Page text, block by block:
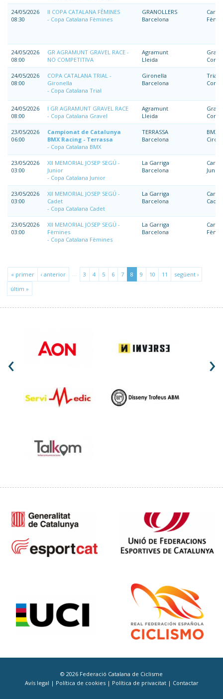
24/05/2026
08:30
II COPA CATALANA FÈMINES
Copa Catalana Fèmines
GRANOLLERS
Barcelona
24/05/2026
08:00
GR AGRAMUNT GRAVEL RACE -
NO COMPETITIVA
Agramunt
Lleida
24/05/2026
08:00
COPA CATALANA TRIAL -
Gironella
Copa Catalana Trial
Gironella
Barcelona
Trial
24/05/2026
08:00
I GR AGRAMUNT GRAVEL RACE
Copa Catalana Gravel
Agramunt
Lleida
23/05/2026
06:00
Campionat de Catalunya
BMX Racing - Terrassa
Copa Catalana BMX
TERRASSA
Barcelona
BMX
23/05/2026
03:00
XII MEMORIAL JOSEP SEGÚ -
Junior
Copa Catalana Junior
La Garriga
Barcelona
Junior
23/05/2026
03:00
XII MEMORIAL JOSEP SEGÚ -
Cadet
Copa Catalana Cadet
La Garriga
Barcelona
Cadet
23/05/2026
03:00
XII MEMORIAL JOSEP SEGÚ -
Fèmines
Copa Catalana Fèmines
La Garriga
Barcelona
« primer ‹ anterior 3 4 5 6 7 8 9 10 11
següent ›
últim »
‹ ›
© 2026 Federació Catalana de Ciclisme
Avís legal | Política de cookies | Política de privacitat | Contactar